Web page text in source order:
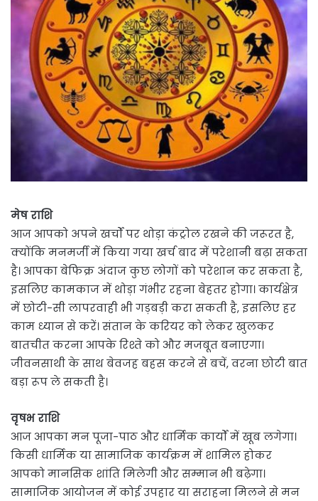
मेष राशि
आज आपको अपने खर्चों पर थोड़ा कंट्रोल रखने की जरूरत है,
क्योंकि मनमर्जी में किया गया खर्च बाद में परेशानी बढ़ा सकता
है। आपका बेफिक्र अंदाज कुछ लोगों को परेशान कर सकता है,
इसलिए कामकाज में थोड़ा गंभीर रहना बेहतर होगा। कार्यक्षेत्र
में छोटी-सी लापरवाही भी गड़बड़ी करा सकती है, इसलिए हर
काम ध्यान से करें। संतान के करियर को लेकर खुलकर
बातचीत करना आपके रिश्ते को और मजबूत बनाएगा।
जीवनसाथी के साथ बेवजह बहस करने से बचें, वरना छोटी बात
बड़ा रूप ले सकती है।
वृषभ राशि
आज आपका मन पूजा-पाठ और धार्मिक कार्यों में खूब लगेगा।
किसी धार्मिक या सामाजिक कार्यक्रम में शामिल होकर
आपको मानसिक शांति मिलेगी और सम्मान भी बढ़ेगा।
सामाजिक आयोजन में कोई उपहार या सराहना मिलने से मन